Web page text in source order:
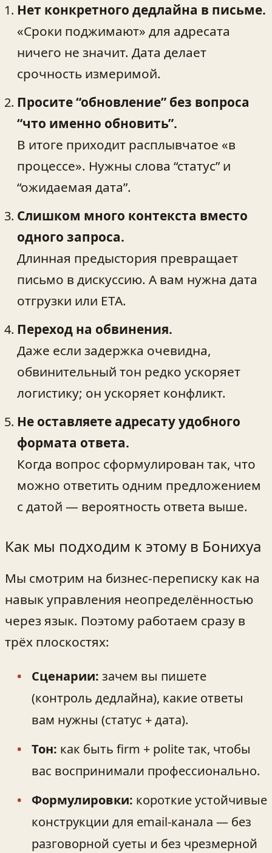
Нет конкретного дедлайна в письме.
«Сроки поджимают» для адресата
ничего не значит. Дата делает
срочность измеримой.
Просите “обновление” без вопроса
“что именно обновить”.
В итоге приходит расплывчатое «в
процессе». Нужны слова “статус” и
“ожидаемая дата”.
Слишком много контекста вместо
одного запроса.
Длинная предыстория превращает
письмо в дискуссию. А вам нужна дата
отгрузки или ETA.
Переход на обвинения.
Даже если задержка очевидна,
обвинительный тон редко ускоряет
логистику; он ускоряет конфликт.
Не оставляете адресату удобного
формата ответа.
Когда вопрос сформулирован так, что
можно ответить одним предложением
с датой — вероятность ответа выше.
Как мы подходим к этому в Бонихуа
Мы смотрим на бизнес-переписку как на
навык управления неопределённостью
через язык. Поэтому работаем сразу в
трёх плоскостях:
Сценарии: зачем вы пишете
(контроль дедлайна), какие ответы
вам нужны (статус + дата).
Тон: как быть firm + polite так, чтобы
вас воспринимали профессионально.
Формулировки: короткие устойчивые
конструкции для email‑канала — без
разговорной суеты и без чрезмерной